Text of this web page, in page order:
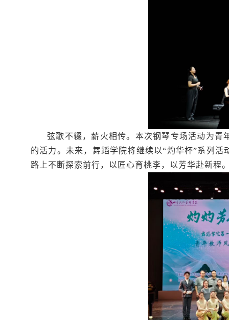
弦歌不辍，薪火相传。本次钢琴专场活动为
的活力。未来，舞蹈学院将继续以“灼华杯”系列
路上不断探索前行，以匠心育桃李，以芳华赴新程